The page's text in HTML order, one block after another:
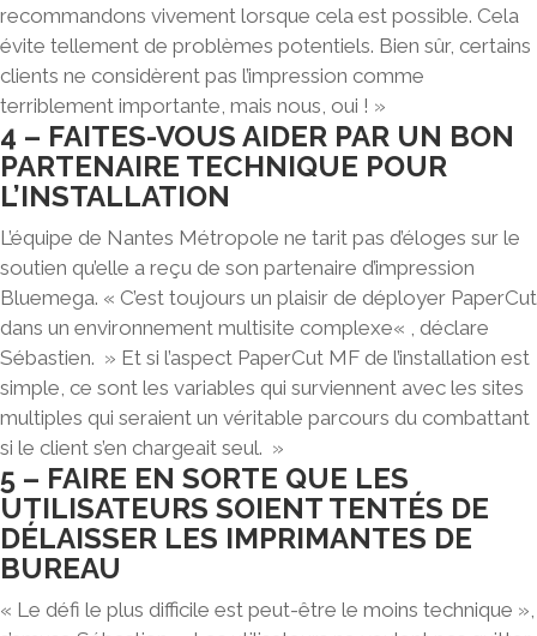
recommandons vivement lorsque cela est possible. Cela
évite tellement de problèmes potentiels. Bien sûr, certains
clients ne considèrent pas l’impression comme
terriblement importante, mais nous, oui ! »
4 – FAITES-VOUS AIDER PAR UN BON
PARTENAIRE TECHNIQUE POUR
L’INSTALLATION
L’équipe de Nantes Métropole ne tarit pas d’éloges sur le
soutien qu’elle a reçu de son partenaire d’impression
Bluemega. « C’est toujours un plaisir de déployer PaperCut
dans un environnement multisite complexe« , déclare
Sébastien. » Et si l’aspect PaperCut MF de l’installation est
simple, ce sont les variables qui surviennent avec les sites
multiples qui seraient un véritable parcours du combattant
si le client s’en chargeait seul. »
5 – FAIRE EN SORTE QUE LES
UTILISATEURS SOIENT TENTÉS DE
DÉLAISSER LES IMPRIMANTES DE
BUREAU
« Le défi le plus difficile est peut-être le moins technique »,